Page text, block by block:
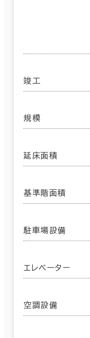
竣工
規模
延床面積
基準階面積
駐車場設備
エレベーター
空調設備